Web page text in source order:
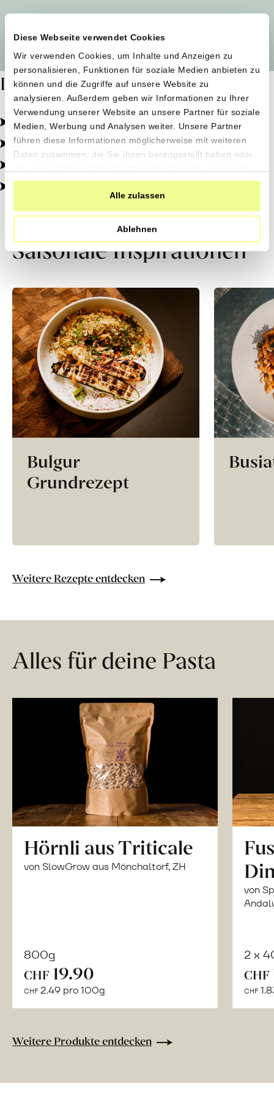
Diese Webseite verwendet Cookies
Wir verwenden Cookies, um Inhalte und Anzeigen zu
personalisieren, Funktionen für soziale Medien anbieten zu
können und die Zugriffe auf unsere Website zu
analysieren. Außerdem geben wir Informationen zu Ihrer
Verwendung unserer Website an unsere Partner für soziale
Medien, Werbung und Analysen weiter. Unsere Partner
führen diese Informationen möglicherweise mit weiteren
Daten zusammen, die Sie ihnen bereitgestellt haben oder
haben.
Alle zulassen
Ablehnen
Dafür stehen wir
Pestizidfrei angebaut, schonend verarbeitet.
Natürliche Zutaten, echter Geschmack.
Von kleinen Höfen, direkt zu dir.
100% transparent, 0% Zusatzstoffe.
Saisonale Inspirationen
Bulgur
Grundrezept
Weitere Rezepte entdecken
Alles für deine Pasta
Hörnli aus Triticale
von SlowGrow aus Mönchaltorf, ZH
800g
CHF 19.90
CHF 2.49 pro 100g
von
2 x
CHF
CHF
Weitere Produkte entdecken